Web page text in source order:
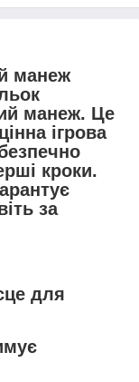
манеж
манеж. Це
ігрова
кроки.
за
для